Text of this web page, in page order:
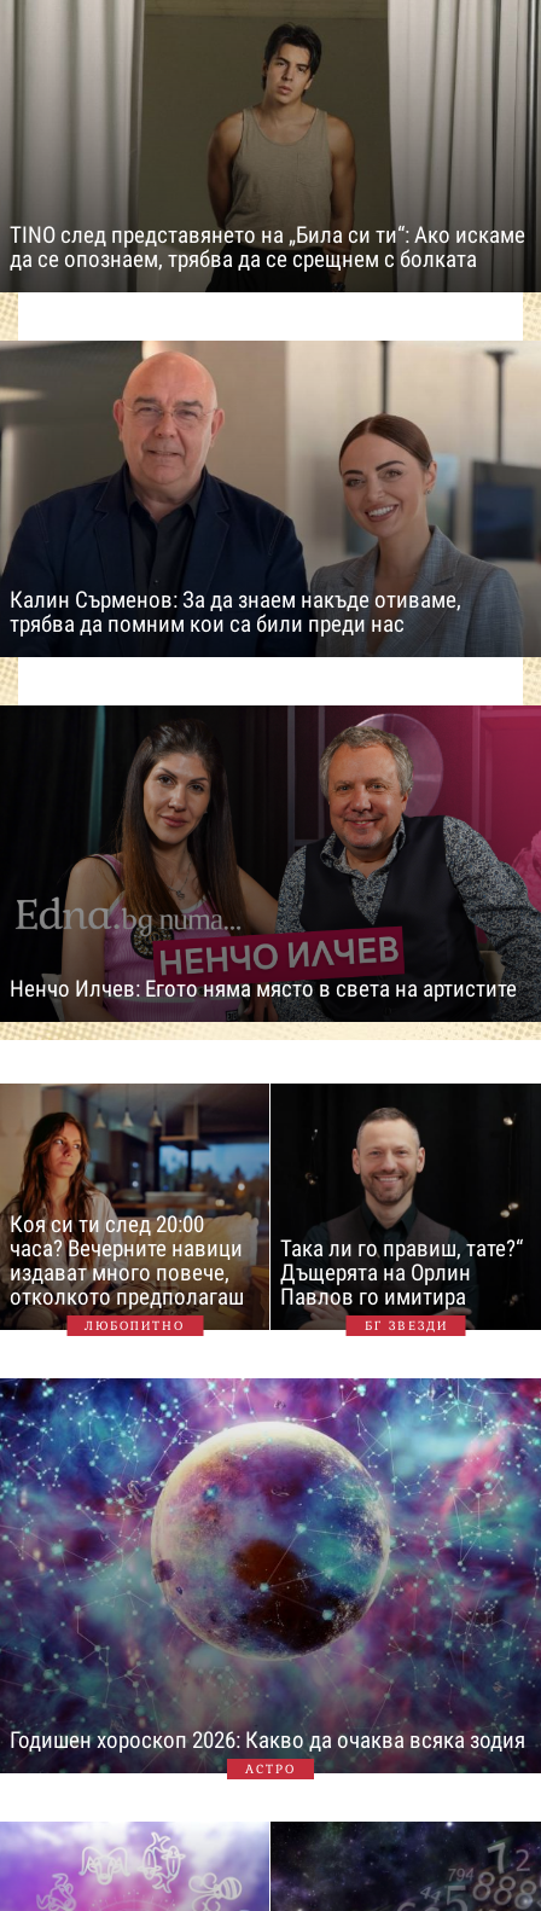
TINO след представянето на „Била си ти“: Ако искаме
да се опознаем, трябва да се срещнем с болката
Калин Сърменов: За да знаем накъде отиваме,
трябва да помним кои са били преди нас
Ненчо Илчев: Егото няма място в света на артистите
Коя си ти след 20:00
часа? Вечерните навици
издават много повече,
отколкото предполагаш
ЛЮБОПИТНО
Така ли го правиш, тате?“
Дъщерята на Орлин
Павлов го имитира
БГ ЗВЕЗДИ
Годишен хороскоп 2026: Какво да очаква всяка зодия
АСТРО